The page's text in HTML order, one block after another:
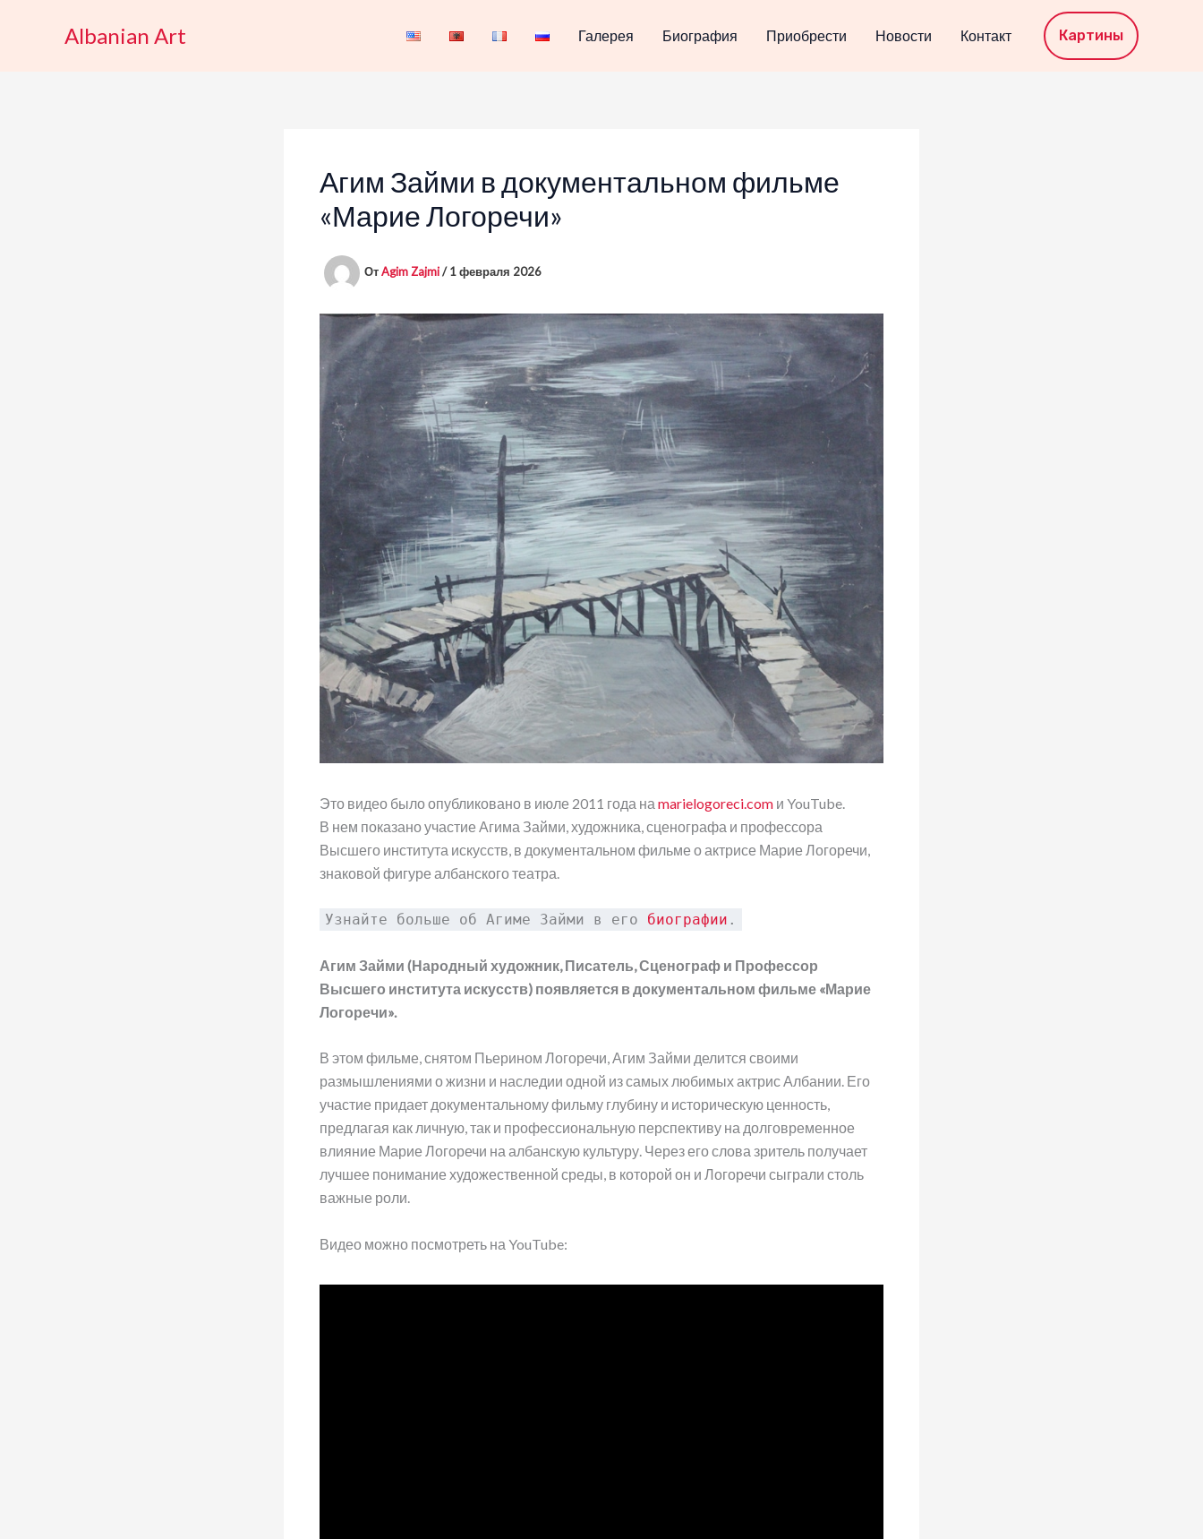
Albanian Art Галерея Биография Приобрести Новости Контакт Картины
Агим Займи в документальном фильме
«Марие Логоречи»
ОтAgim Zajmi/1 февраля 2026
Это видео было опубликовано в июле 2011 года на marielogoreci.com и YouTube.
В нем показано участие Агима Займи, художника, сценографа и профессора
Высшего института искусств, в документальном фильме о актрисе Марие Логоречи,
знаковой фигуре албанского театра.
Узнайте больше об Агиме Займи в его биографии .
Агим Займи (Народный художник, Писатель, Сценограф и Профессор
Высшего института искусств) появляется в документальном фильме «Марие
Логоречи».
В этом фильме, снятом Пьерином Логоречи, Агим Займи делится своими
размышлениями о жизни и наследии одной из самых любимых актрис Албании. Его
участие придает документальному фильму глубину и историческую ценность,
предлагая как личную, так и профессиональную перспективу на долговременное
влияние Марие Логоречи на албанскую культуру. Через его слова зритель получает
лучшее понимание художественной среды, в которой он и Логоречи сыграли столь
важные роли.
Видео можно посмотреть на YouTube: